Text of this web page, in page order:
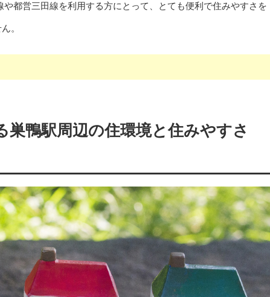
都営三田線を利用する方にとって、とても便利で住みやすさを
。
巣鴨駅周辺の住環境と住みやすさ